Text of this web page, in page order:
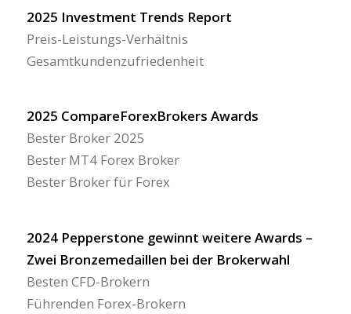
2025 Investment Trends Report
Preis-Leistungs-Verhältnis
Gesamtkundenzufriedenheit
2025 CompareForexBrokers Awards
Bester Broker 2025
Bester MT4 Forex Broker
Bester Broker für Forex
2024 Pepperstone gewinnt weitere Awards –
Zwei Bronzemedaillen bei der Brokerwahl
Besten CFD-Brokern
Führenden Forex-Brokern